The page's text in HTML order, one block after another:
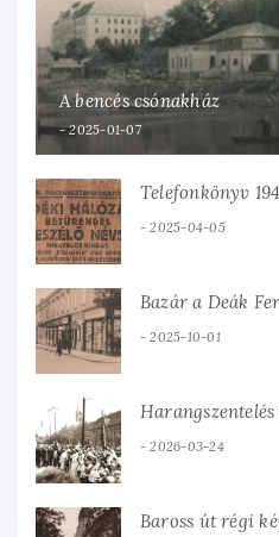
A bencés csónakház
2025-01-07
Telefonkönyv
2025-04-05
Bazár a Deák
2025-10-01
2026-03-24
Baross út régi